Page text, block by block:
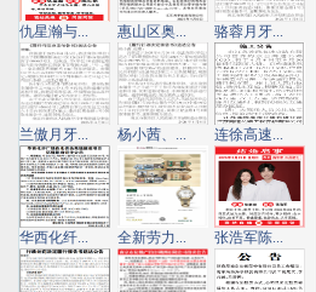
仇星瀚与... 惠山区奥... 骆蓉月牙...
兰傲月牙... 杨小茜、... 连徐高速...
华西化纤... 全新劳力... 张浩军陈...